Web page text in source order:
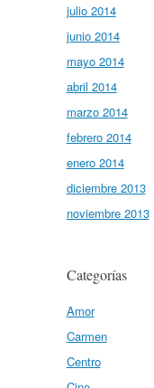
julio 2014
junio 2014
mayo 2014
abril 2014
marzo 2014
febrero 2014
enero 2014
diciembre 2013
noviembre 2013
Categorías
Amor
Carmen
Centro